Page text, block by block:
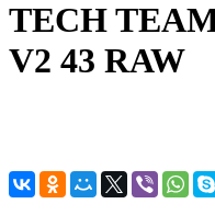
TECH
V2 43 RAW